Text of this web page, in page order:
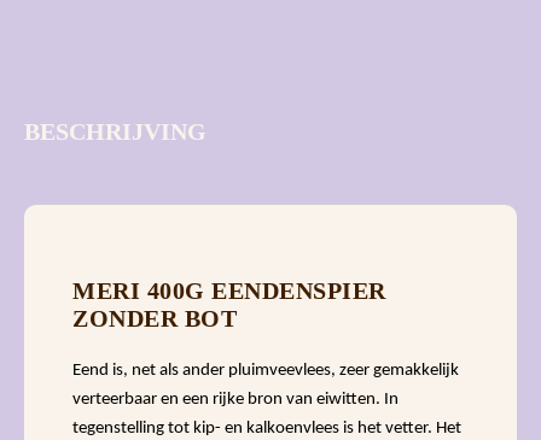
BESCHRIJVING
MERI 400G EENDENSPIER
ZONDER BOT
Eend is, net als ander pluimveevlees, zeer gemakkelijk
verteerbaar en een rijke bron van eiwitten. In
tegenstelling tot kip- en kalkoenvlees is het vetter. Het